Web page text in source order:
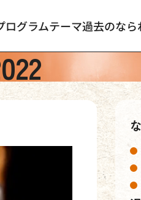
ログラムテーマ過去のなら
ならわい
ならわい
ならわい